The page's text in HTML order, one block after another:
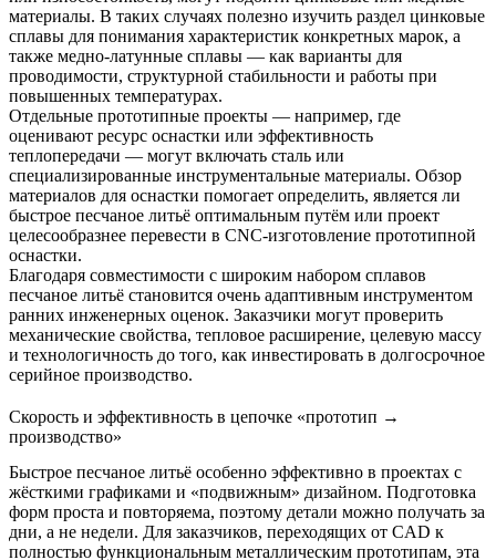
материалы. В таких случаях полезно изучить раздел цинковые
сплавы для понимания характеристик конкретных марок, а
также медно-латунные сплавы — как варианты для
проводимости, структурной стабильности и работы при
повышенных температурах.
Отдельные прототипные проекты — например, где
оценивают ресурс оснастки или эффективность
теплопередачи — могут включать сталь или
специализированные инструментальные материалы. Обзор
материалов для оснастки помогает определить, является ли
быстрое песчаное литьё оптимальным путём или проект
целесообразнее перевести в CNC-изготовление прототипной
оснастки.
Благодаря совместимости с широким набором сплавов
песчаное литьё становится очень адаптивным инструментом
ранних инженерных оценок. Заказчики могут проверить
механические свойства, тепловое расширение, целевую массу
и технологичность до того, как инвестировать в долгосрочное
серийное производство.
Скорость и эффективность в цепочке «прототип →
производство»
Быстрое песчаное литьё особенно эффективно в проектах с
жёсткими графиками и «подвижным» дизайном. Подготовка
форм проста и повторяема, поэтому детали можно получать за
дни, а не недели. Для заказчиков, переходящих от CAD к
полностью функциональным металлическим прототипам, эта